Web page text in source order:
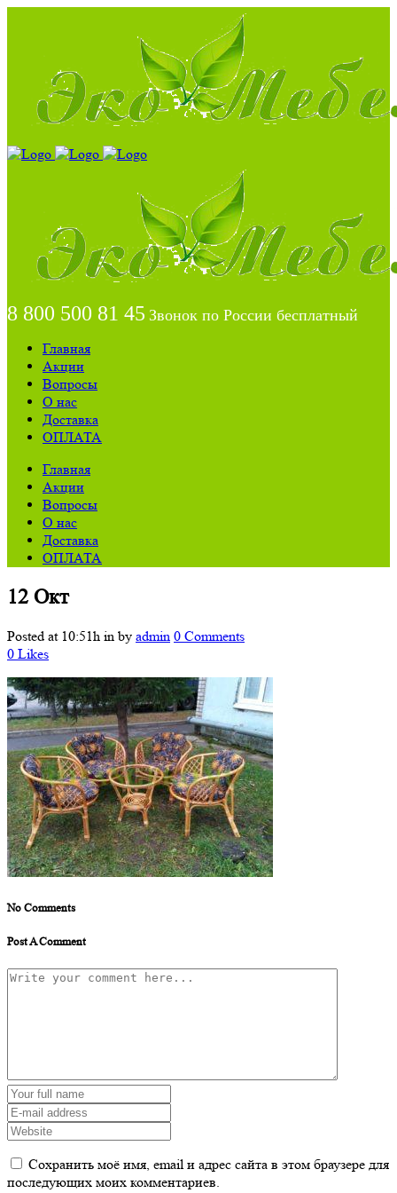
8 800 500 81 45 Звонок по России бесплатный
Главная
Акции
Вопросы
О нас
Доставка
ОПЛАТА
Главная
Акции
Вопросы
О нас
Доставка
ОПЛАТА
12 Окт
Posted at 10:51h in by admin 0 Comments
0 Likes
No Comments
Post A Comment
Сохранить моё имя, email и адрес сайта в этом браузере для
последующих моих комментариев.